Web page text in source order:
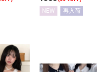
NEW 再入荷